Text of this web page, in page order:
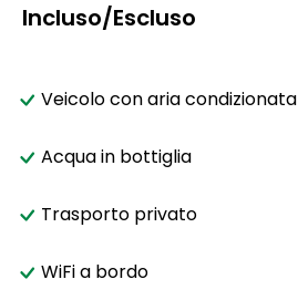
Incluso/Escluso
Veicolo con aria condizionata
Acqua in bottiglia
Trasporto privato
WiFi a bordo